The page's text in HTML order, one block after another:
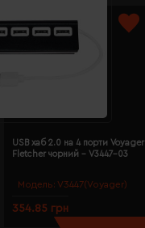
Модель: V3447(Voyager)
USB хаб 2.0 на 4 порти Voyager
Fletcher чорний - V3447-03
354.85 грн